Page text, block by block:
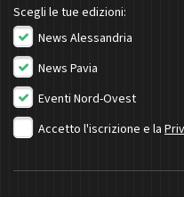
Scegli le tue edizioni:
News Alessandria
News Pavia
Eventi Nord-Ovest
Accetto l'iscrizione e la